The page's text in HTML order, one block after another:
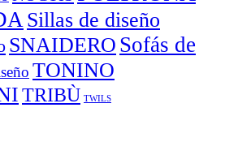
Sillas de diseño
SNAIDERO Sofás de
TONINO
TRIBÙ TWILS